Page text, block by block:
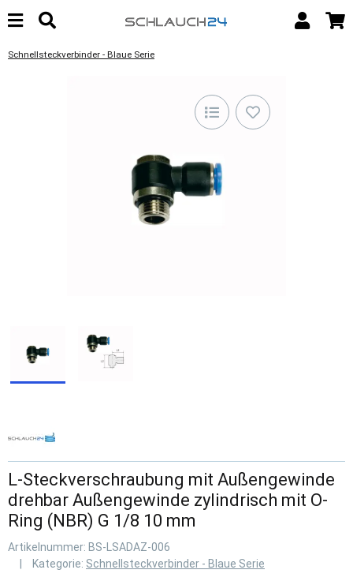
Schnellsteckverbinder - Blaue Serie
L-Steckverschraubung mit Außengewinde
drehbar Außengewinde zylindrisch mit O-
Ring (NBR) G 1/8 10 mm
Artikelnummer: BS-LSADAZ-006
Kategorie: Schnellsteckverbinder - Blaue Serie